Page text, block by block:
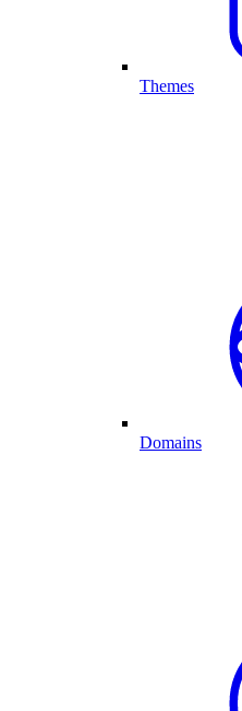
Themes
Domains